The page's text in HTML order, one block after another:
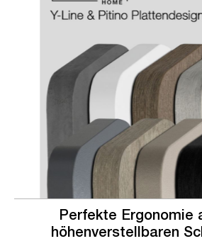
Perfekte Ergonomie
höhenverstellbaren